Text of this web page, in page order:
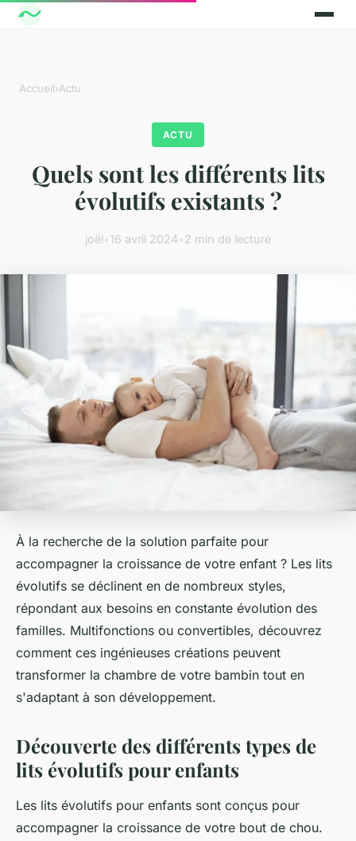
Accueil›Actu
ACTU
Quels sont les différents lits
évolutifs existants ?
joël•16 avril 2024•2 min de lecture
À la recherche de la solution parfaite pour
accompagner la croissance de votre enfant ? Les lits
évolutifs se déclinent en de nombreux styles,
répondant aux besoins en constante évolution des
familles. Multifonctions ou convertibles, découvrez
comment ces ingénieuses créations peuvent
transformer la chambre de votre bambin tout en
s'adaptant à son développement.
Découverte des différents types de
lits évolutifs pour enfants
Les lits évolutifs pour enfants sont conçus pour
accompagner la croissance de votre bout de chou.